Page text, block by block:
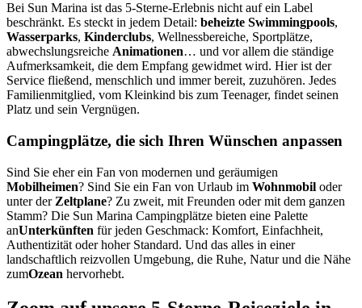
Bei Sun Marina ist das 5-Sterne-Erlebnis nicht auf ein Label
beschränkt. Es steckt in jedem Detail: beheizte Swimmingpools,
Wasserparks, Kinderclubs, Wellnessbereiche, Sportplätze,
abwechslungsreiche Animationen… und vor allem die ständige
Aufmerksamkeit, die dem Empfang gewidmet wird. Hier ist der
Service fließend, menschlich und immer bereit, zuzuhören. Jedes
Familienmitglied, vom Kleinkind bis zum Teenager, findet seinen
Platz und sein Vergnügen.
Campingplätze, die sich Ihren Wünschen anpassen
Sind Sie eher ein Fan von modernen und geräumigen
Mobilheimen? Sind Sie ein Fan von Urlaub im Wohnmobil oder
unter der Zeltplane? Zu zweit, mit Freunden oder mit dem ganzen
Stamm? Die Sun Marina Campingplätze bieten eine Palette
anUnterkünften für jeden Geschmack: Komfort, Einfachheit,
Authentizität oder hoher Standard. Und das alles in einer
landschaftlich reizvollen Umgebung, die Ruhe, Natur und die Nähe
zumOzean hervorhebt.